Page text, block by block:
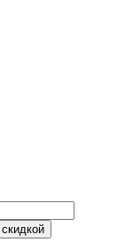
Купить авто со скидкой